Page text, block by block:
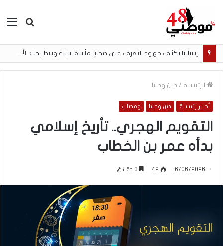
بحث
الرئيسية / دين ودنيا
أخبار رئيسية دين ودنيا ومضات
التقويم الهجري.. تأريخ إسلامي
بدأه عمر بن الخطاب
16/06/2026
42